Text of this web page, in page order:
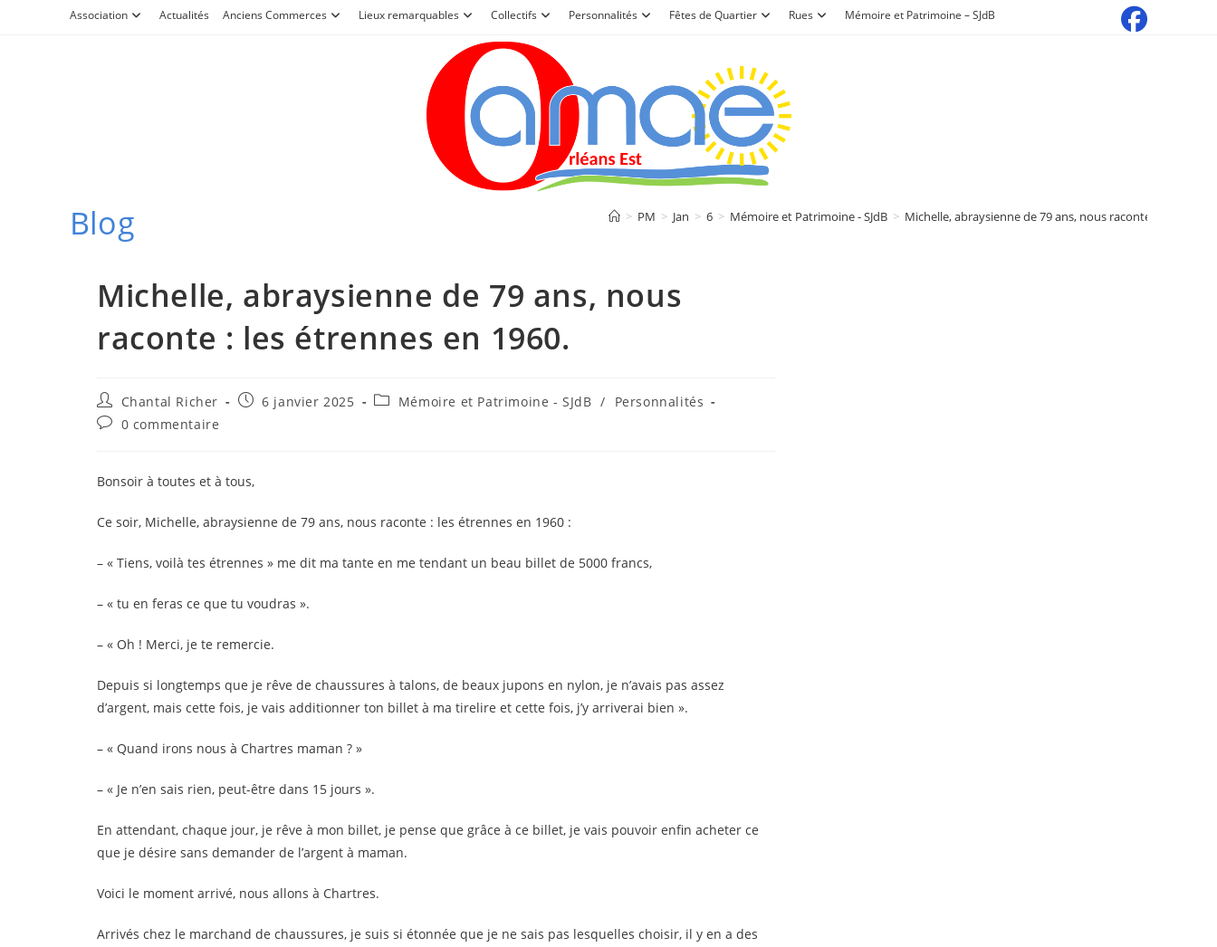
Association Actualités Anciens Commerces Lieux remarquables Collectifs Personnalités Fêtes de Quartier Rues Mémoire et Patrimoine – SJdB
Blog > PM > Jan > 6 > Mémoire et Patrimoine - SJdB > Michelle, abraysienne de 79 ans, nous raconte : les
Michelle, abraysienne de 79 ans, nous
raconte : les étrennes en 1960.
Auteur/autrice
de
la
Chantal Richer
Publication
6 janvier 2025
PostMémoire et Patrimoine - SJdB /
Personnalités
Commentaires
publication :
0 commentaire
Bonsoir à toutes et à tous,
Ce soir, Michelle, abraysienne de 79 ans, nous raconte : les étrennes en 1960 :
– « Tiens, voilà tes étrennes » me dit ma tante en me tendant un beau billet de 5000 francs,
– « tu en feras ce que tu voudras ».
– « Oh ! Merci, je te remercie.
Depuis si longtemps que je rêve de chaussures à talons, de beaux jupons en nylon, je n’avais pas assez
d’argent, mais cette fois, je vais additionner ton billet à ma tirelire et cette fois, j’y arriverai bien ».
– « Quand irons nous à Chartres maman ? »
– « Je n’en sais rien, peut-être dans 15 jours ».
En attendant, chaque jour, je rêve à mon billet, je pense que grâce à ce billet, je vais pouvoir enfin acheter ce
que je désire sans demander de l’argent à maman.
Voici le moment arrivé, nous allons à Chartres.
Arrivés chez le marchand de chaussures, je suis si étonnée que je ne sais pas lesquelles choisir, il y en a des